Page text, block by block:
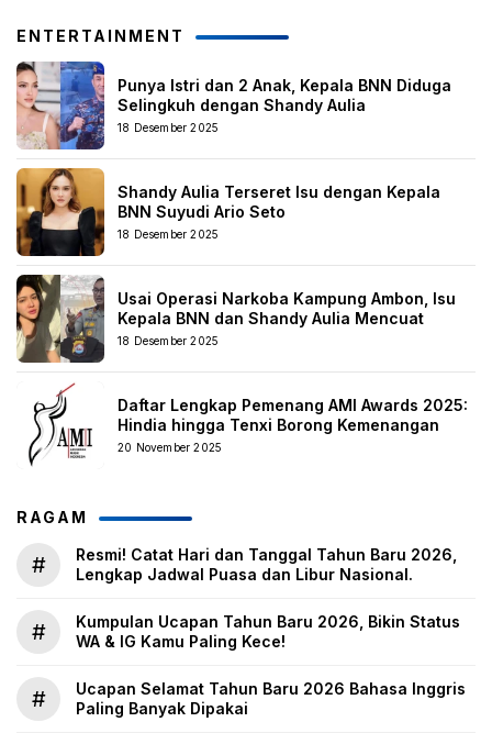
ENTERTAINMENT
Punya Istri dan 2 Anak, Kepala BNN Diduga
Selingkuh dengan Shandy Aulia
18 Desember 2025
Shandy Aulia Terseret Isu dengan Kepala
BNN Suyudi Ario Seto
18 Desember 2025
Usai Operasi Narkoba Kampung Ambon, Isu
Kepala BNN dan Shandy Aulia Mencuat
18 Desember 2025
Daftar Lengkap Pemenang AMI Awards 2025:
Hindia hingga Tenxi Borong Kemenangan
20 November 2025
RAGAM
#
Resmi! Catat Hari dan Tanggal Tahun Baru 2026,
Lengkap Jadwal Puasa dan Libur Nasional.
#
Kumpulan Ucapan Tahun Baru 2026, Bikin Status
WA & IG Kamu Paling Kece!
#
Ucapan Selamat Tahun Baru 2026 Bahasa Inggris
Paling Banyak Dipakai